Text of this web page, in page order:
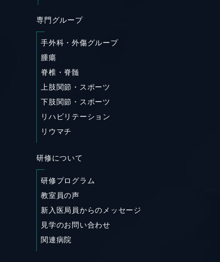
専門グループ
手外科・外傷グループ
腫瘍
脊椎・脊髄
上肢関節・スポーツ
下肢関節・スポーツ
リハビリテーション
リウマチ
研修について
研修プログラム
教室員の声
新入医局員からのメッセージ
見学のお問い合わせ
関連病院